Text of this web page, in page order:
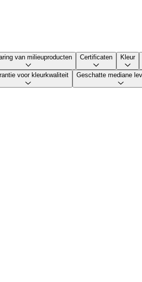
van milieuproducten Certificaten Kleur
voor kleurkwaliteit Geschatte mediane